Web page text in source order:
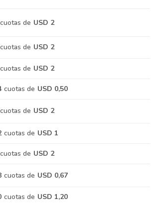
cuotas de USD 2
cuotas de USD 2
cuotas de USD 2
cuotas de USD 0,50
cuotas de USD 2
cuotas de USD 1
cuotas de USD 2
cuotas de USD 0,67
cuotas de USD 1,20